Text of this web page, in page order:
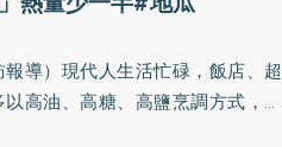
的甜味，搭配如蘋果、鳳梨、橘
湯底，天然蔬果入菜，營養更豐
富含纖維還可增加口感、幫助消
一樣可以自己製作吃的更安心，
導）現代人生活忙碌，飯店、超
高油、高糖、高鹽烹調方式，對